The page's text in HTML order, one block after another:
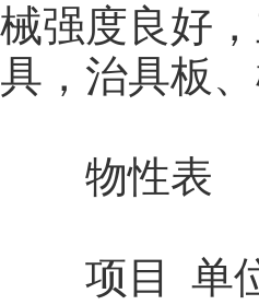
械强度良好
具，治具板
物性表
项目 单